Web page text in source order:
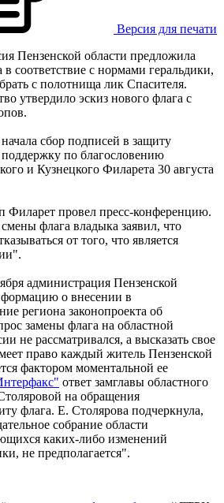
Версия для печати
Пензенской области предложила
в соответствие с нормами геральдики,
с полотнища лик Спасителя.
утвердило эскиз нового флага с
сбор подписей в защиту
по благословению
и Кузнецкого Филарета 30 августа
Филарет провел пресс-конференцию.
флага владыка заявил, что
от того, что является
администрация Пензенской
о внесении в
региона законопроекта об
замены флага на областной
не рассматривался, а высказать свое
право каждый житель Пензенской
фактором моментальной ее
ответ замглавы областного
на обращения
флага. Е. Столярова подчеркнула,
собрание области
каких-либо изменений
не предполагается".